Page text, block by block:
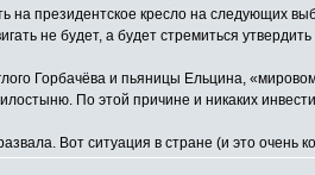
президентское кресло на следующих
не будет, а будет стремиться утвердить
Горбачёва и пьяницы Ельцина,
По этой причине и никаких
Вот ситуация в стране (и это очень